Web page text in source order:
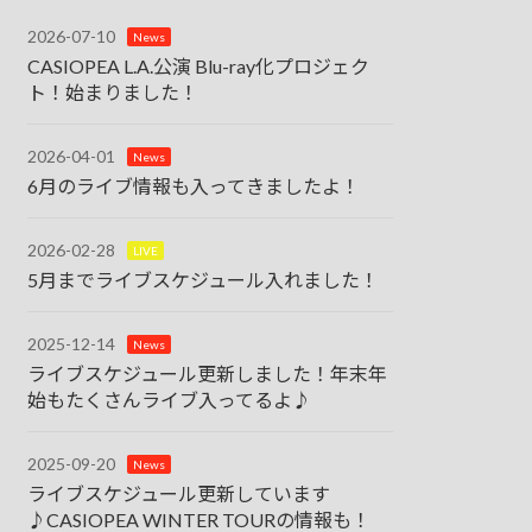
2026-07-10 News
CASIOPEA L.A.公演 Blu-ray化プロジェク
ト！始まりました！
2026-04-01 News
6月のライブ情報も入ってきましたよ！
2026-02-28 LIVE
5月までライブスケジュール入れました！
2025-12-14 News
ライブスケジュール更新しました！年末年
始もたくさんライブ入ってるよ♪
2025-09-20 News
ライブスケジュール更新しています
♪CASIOPEA WINTER TOURの情報も！